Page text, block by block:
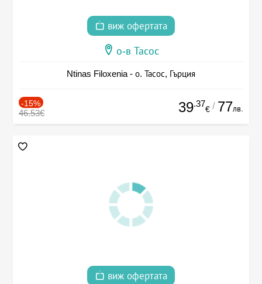
виж офертата
о-в Тасос
Ntinas Filoxenia - о. Тасос, Гърция
-15%
46.53€ 39.37
€ / 77лв.
виж офертата